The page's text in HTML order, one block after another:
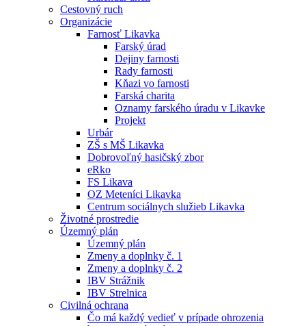
Cestovný ruch
Organizácie
Farnosť Likavka
Farský úrad
Dejiny farnosti
Rady farnosti
Kňazi vo farnosti
Farská charita
Oznamy farského úradu v Likavke
Projekt
Urbár
ZŠ s MŠ Likavka
Dobrovoľný hasičský zbor
eRko
FS Likava
OZ Meteníci Likavka
Centrum sociálnych služieb Likavka
Životné prostredie
Územný plán
Územný plán
Zmeny a doplnky č. 1
Zmeny a doplnky č. 2
IBV Strážnik
IBV Strelnica
Civilná ochrana
Čo má každý vedieť v prípade ohrozenia